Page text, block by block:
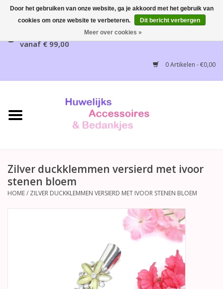
Gratis verzending mogelijk, NL vanaf € 65,00, België
vanaf € 99,00
0 Artikelen - €0,00
Home
Bruidsaccessoires
Huwelijksreceptie
Zilver duckklemmen versierd met ivoor
stenen bloem
HOME/ ZILVER DUCKKLEMMEN VERSIERD MET IVOOR STENEN BLOEM
Door het gebruiken van onze website, ga je akkoord met het gebruik van
cookies om onze website te verbeteren.
Dit bericht verbergen
Meer over cookies »